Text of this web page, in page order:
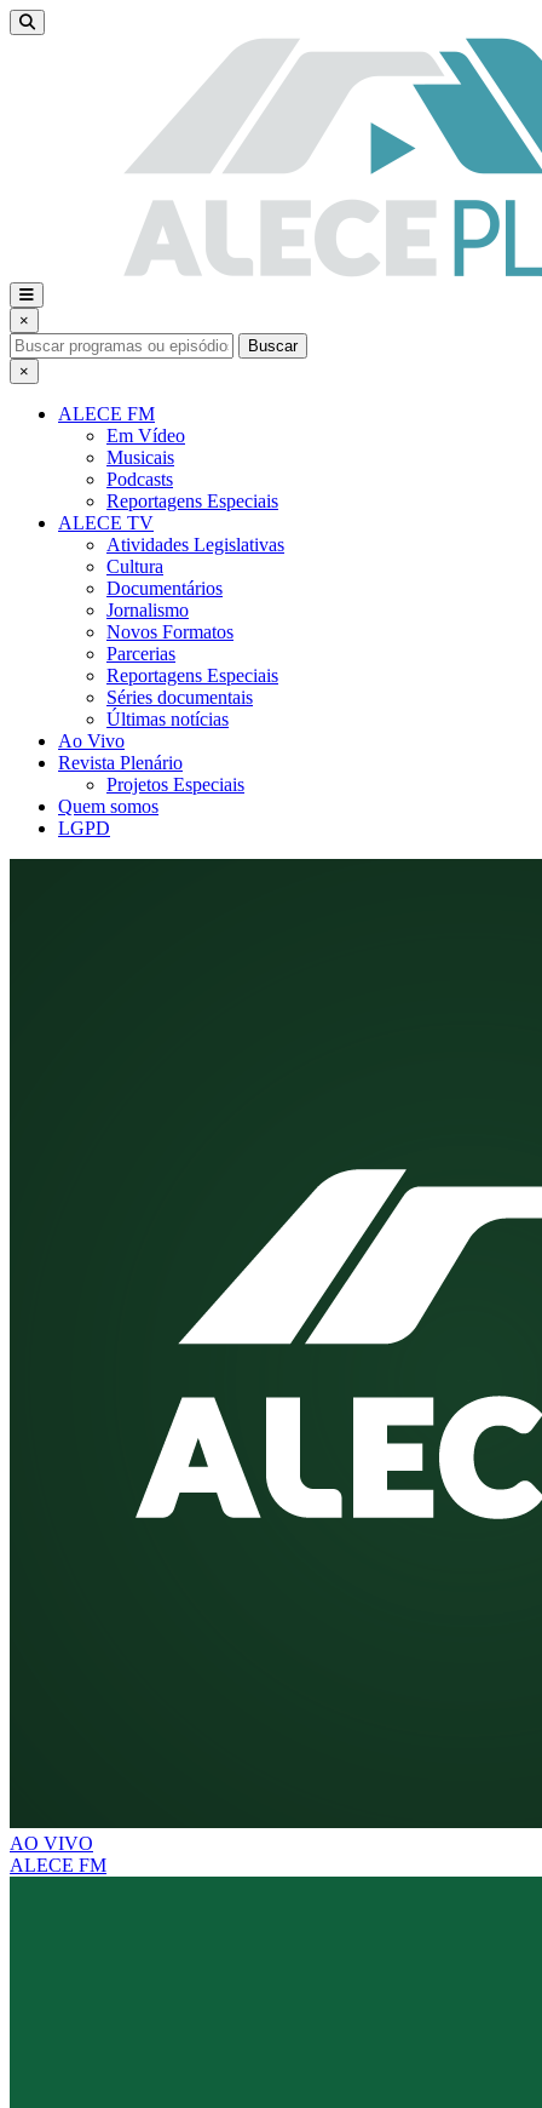
×
Buscar
×
ALECE FM
Em Vídeo
Musicais
Podcasts
Reportagens Especiais
ALECE TV
Atividades Legislativas
Cultura
Documentários
Jornalismo
Novos Formatos
Parcerias
Reportagens Especiais
Séries documentais
Últimas notícias
Ao Vivo
Revista Plenário
Projetos Especiais
Quem somos
LGPD
AO VIVO
ALECE FM